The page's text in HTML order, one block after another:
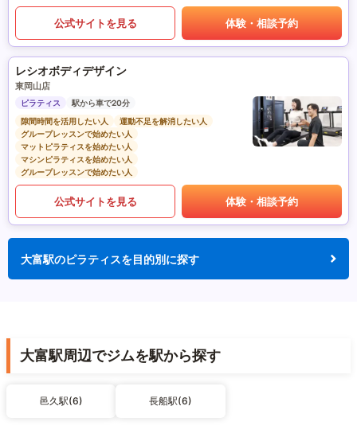
公式サイトを見る 体験・相談予約
レシオボディデザイン
東岡山店
ピラティス
駅から車で20分
隙間時間を活用したい人
運動不足を解消したい人
グループレッスンで始めたい人
マットピラティスを始めたい人
マシンピラティスを始めたい人
グループレッスンで始めたい人
公式サイトを見る 体験・相談予約
大富駅のピラティスを目的別に探す
大富駅周辺でジムを駅から探す
邑久駅(6) 長船駅(6)